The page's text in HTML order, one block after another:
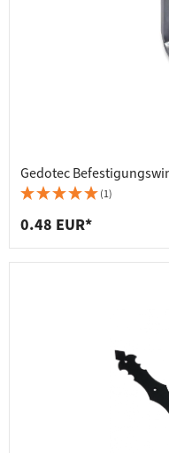
Gedotec
(1)
0.48 EUR*